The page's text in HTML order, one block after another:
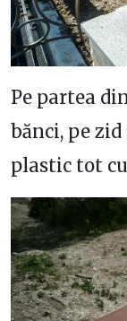
Pe partea
bănci, pe
plastic tot